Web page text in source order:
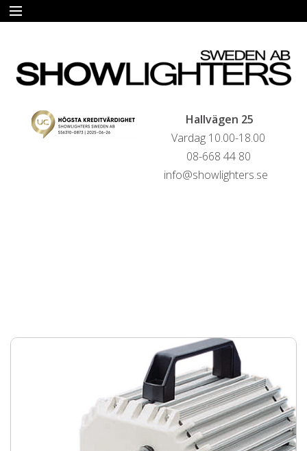
Hallvägen 25
Vardag 10.00-18.00
08-668 44 80
info@showlighters.se
HYRA
FÖRSÄLJNING
LIVESTREAMINGTJÄNSTER